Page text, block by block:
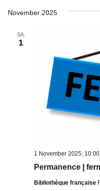
November 2025
SA.
1
Permanence |
1 November 2025; 10:00
Bibliothèque française